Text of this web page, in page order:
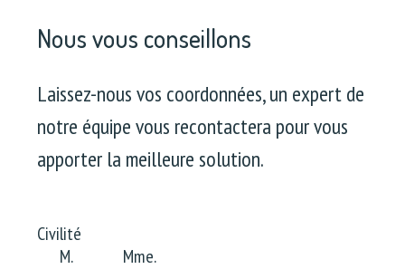
Nous vous conseillons
Laissez-nous vos coordonnées, un expert de
notre équipe vous recontactera pour vous
apporter la meilleure solution.
Civilité
M.
Mme.